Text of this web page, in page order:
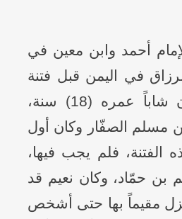
أحمد وابن معين في
في اليمن قبل فتنة
خلق القرآن وكان شاباً عمره (18) سنة،
مسلم الصفّار وكان أول
فلم يجب فيها،
بن حمّاد، وكان نعيم قد
مقيماً بها حتى أشخص